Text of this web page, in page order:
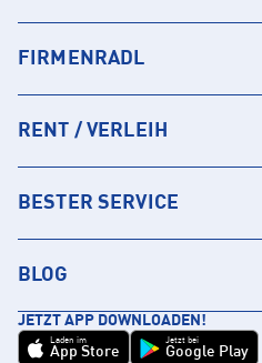
FIRMENRADL
RENT / VERLEIH
BESTER SERVICE
BLOG
JETZT APP DOWNLOADEN!
Laden im
App Store
Jetzt bei
Google Play